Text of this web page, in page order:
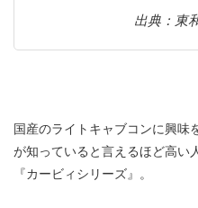
出典：東
国産のライトキャブコンに興味
が知っていると言えるほど高い
『カービィシリーズ』。